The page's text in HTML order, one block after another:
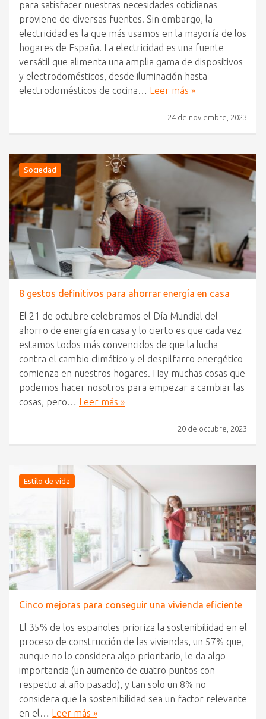
para satisfacer nuestras necesidades cotidianas
proviene de diversas fuentes. Sin embargo, la
electricidad es la que más usamos en la mayoría de los
hogares de España. La electricidad es una fuente
versátil que alimenta una amplia gama de dispositivos
y electrodomésticos, desde iluminación hasta
electrodomésticos de cocina… Leer más »
24 de noviembre, 2023
Sociedad
8 gestos definitivos para ahorrar energía en casa
El 21 de octubre celebramos el Día Mundial del
ahorro de energía en casa y lo cierto es que cada vez
estamos todos más convencidos de que la lucha
contra el cambio climático y el despilfarro energético
comienza en nuestros hogares. Hay muchas cosas que
podemos hacer nosotros para empezar a cambiar las
cosas, pero… Leer más »
20 de octubre, 2023
Estilo de vida
Cinco mejoras para conseguir una vivienda eficiente
El 35% de los españoles prioriza la sostenibilidad en el
proceso de construcción de las viviendas, un 57% que,
aunque no lo considera algo prioritario, le da algo
importancia (un aumento de cuatro puntos con
respecto al año pasado), y tan solo un 8% no
considera que la sostenibilidad sea un factor relevante
en el… Leer más »